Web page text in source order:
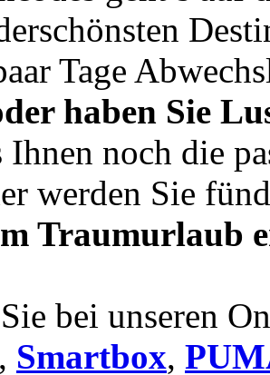
Tage
haben Sie
noch die
werden Sie
Traumurlaub
bei unseren
, Smartbox,